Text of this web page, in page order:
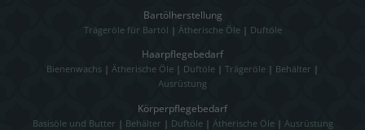
Bartölherstellung
Trägeröle für Bartöl | Ätherische Öle| Duftöle
Haarpflegebedarf
Bienenwachs | Ätherische Öle | Duftöle | Trägeröle | Behälter |
Ausrüstung
Körperpflegebedarf
Basisöle und Butter | Behälter | Duftöle| Ätherische Öle| Ausrüstung